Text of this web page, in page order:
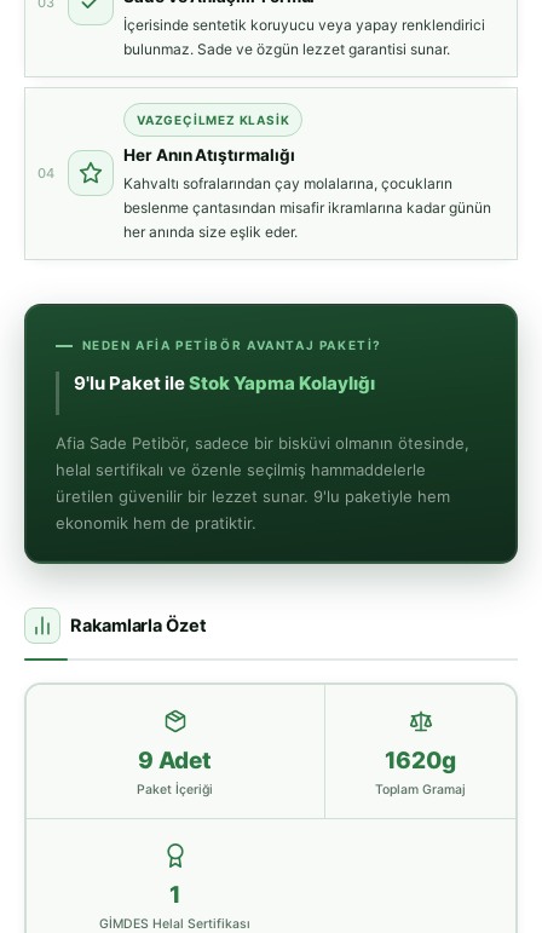
İçerisinde sentetik koruyucu veya yapay renklendirici
bulunmaz. Sade ve özgün lezzet garantisi sunar.
04
VAZGEÇILMEZ KLASIK
Her Anın Atıştırmalığı
Kahvaltı sofralarından çay molalarına, çocukların
beslenme çantasından misafir ikramlarına kadar günün
her anında size eşlik eder.
NEDEN AFIA PETIBÖR AVANTAJ PAKETI?
9'lu Paket ileStok Yapma Kolaylığı
Afia Sade Petibör, sadece bir bisküvi olmanın ötesinde,
helal sertifikalı ve özenle seçilmiş hammaddelerle
üretilen güvenilir bir lezzet sunar. 9'lu paketiyle hem
ekonomik hem de pratiktir.
Rakamlarla Özet
9 Adet
Paket İçeriği
1620g
Toplam Gramaj
1
GİMDES Helal Sertifikası